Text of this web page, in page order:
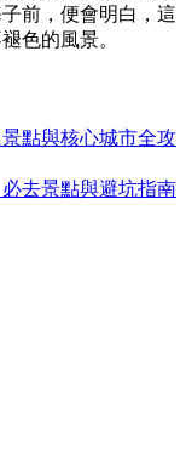
前，便會明白，這
色的風景。
點與核心城市全攻
去景點與避坑指南